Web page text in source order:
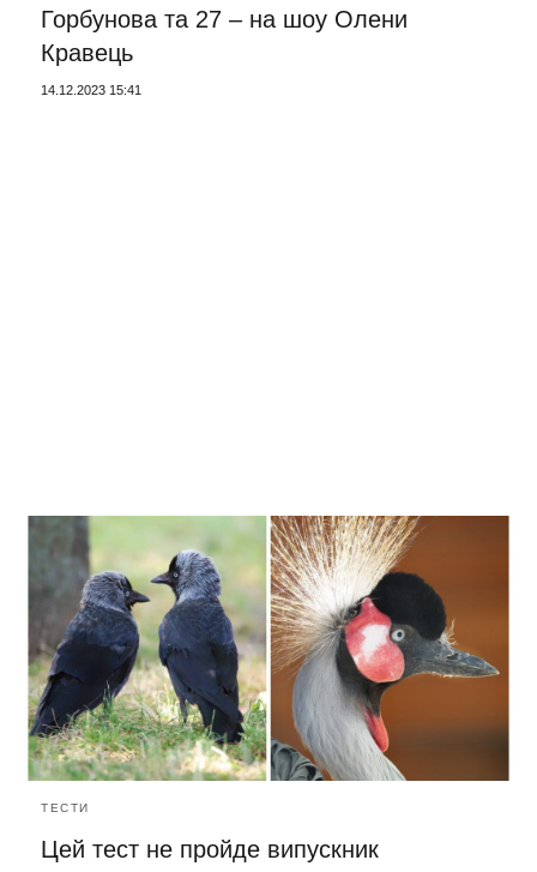
Горбунова та 27 – на шоу Олени
Кравець
14.12.2023 15:41
ТЕСТИ
Цей тест не пройде випускник